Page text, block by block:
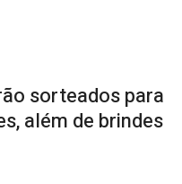
sorteados para
além de brindes